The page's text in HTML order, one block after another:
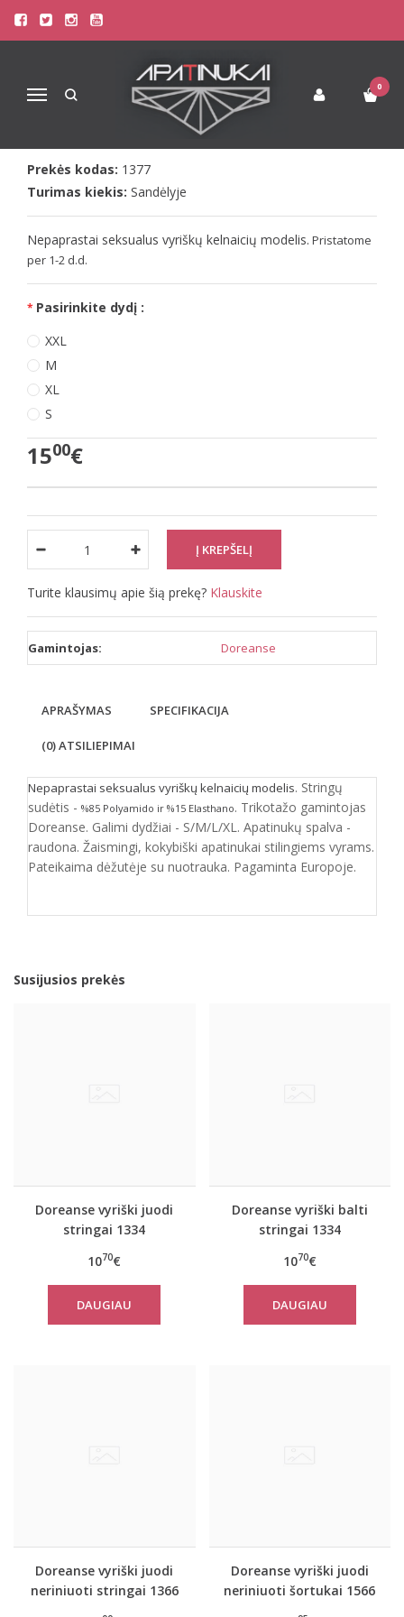
Navigacija
0
Pagrindinis Apatinis Trikotažas Vyrams
Doreanse vyriškos seksualios kelnaites 1377
DOREANSE VYRIŠKOS SEKSUALIOS
KELNAITES 1377
Prekės kodas: 1377
Turimas kiekis: Sandėlyje
Nepaprastai seksualus vyriškų kelnaicių modelis. Pristatome
per 1-2 d.d.
Pasirinkite dydį :
XXL
M
XL
S
1500€
Turite klausimų apie šią prekę? Klauskite
Gamintojas: Doreanse
APRAŠYMAS SPECIFIKACIJA
(0) ATSILIEPIMAI
Nepaprastai seksualus vyriškų kelnaicių modelis. Stringų
sudėtis - %85 Polyamido ir %15 Elasthano. Trikotažo gamintojas
Doreanse. Galimi dydžiai - S/M/L/XL. Apatinukų spalva -
raudona. Žaismingi, kokybiški apatinukai stilingiems vyrams.
Pateikaima dėžutėje su nuotrauka. Pagaminta Europoje.
Susijusios prekės
Doreanse vyriški juodi
stringai 1334
1070€
DAUGIAU
Doreanse vyriški balti
stringai 1334
1070€
DAUGIAU
Doreanse vyriški juodi
neriniuoti stringai 1366
Doreanse vyriški juodi
neriniuoti šortukai 1566